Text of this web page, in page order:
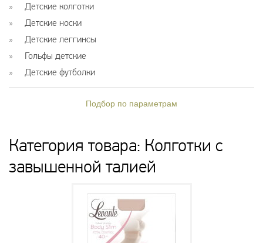
Детские колготки
Детские носки
Детские леггинсы
Гольфы детские
Детские футболки
Подбор по параметрам
Категория товара: Колготки с
завышенной талией